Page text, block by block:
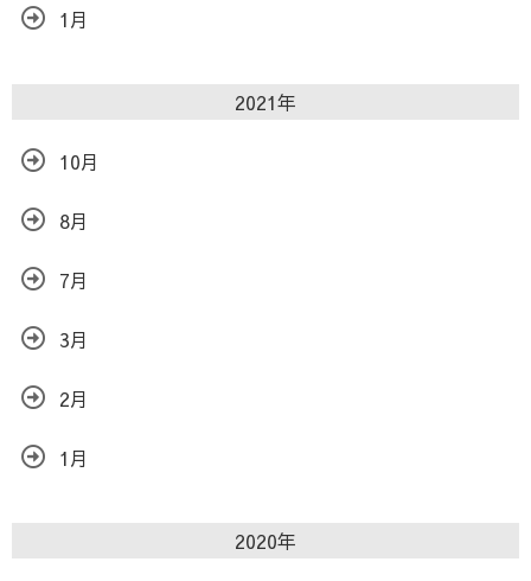
1月
2021年
10月
8月
7月
3月
2月
1月
2020年